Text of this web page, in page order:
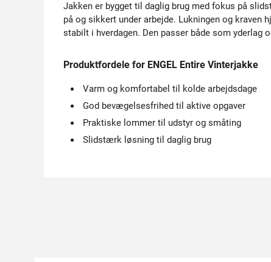
Jakken er bygget til daglig brug med fokus på
på og sikkert under arbejde. Lukningen og kraven
stabilt i hverdagen. Den passer både som
Produktfordele for ENGEL Entire Vinterjakke
Varm og komfortabel til kolde arbejdsdage
God bevægelsesfrihed til aktive opgaver
Praktiske lommer til udstyr og småting
Slidstærk løsning til daglig brug